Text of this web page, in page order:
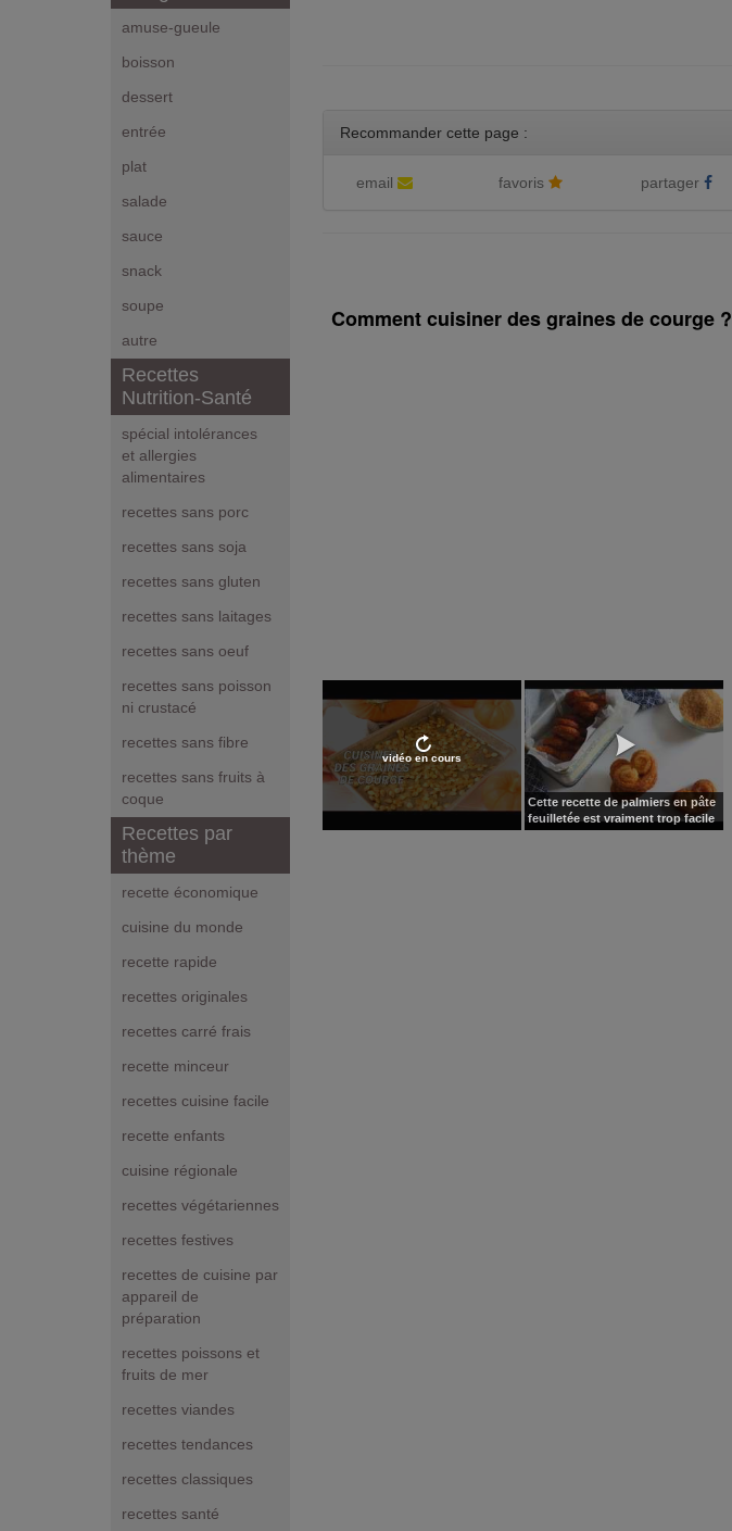
amuse-gueule
boisson
dessert
entrée
plat
salade
sauce
snack
soupe
autre
Recettes
Nutrition-Santé
spécial intolérances
et allergies
alimentaires
recettes sans porc
recettes sans soja
recettes sans gluten
recettes sans laitages
recettes sans oeuf
recettes sans poisson
ni crustacé
recettes sans fibre
recettes sans fruits à
coque
Recettes par
thème
recette économique
cuisine du monde
recette rapide
recettes originales
recettes carré frais
recette minceur
recettes cuisine facile
recette enfants
cuisine régionale
recettes végétariennes
recettes festives
recettes de cuisine par
appareil de
préparation
recettes poissons et
fruits de mer
recettes viandes
recettes tendances
recettes classiques
recettes santé
Recommander cette page :
email favoris partager
Comment cuisiner des graines de courge ?
vidéo en cours
Cette recette de palmiers en pâte
feuilletée est vraiment trop facile